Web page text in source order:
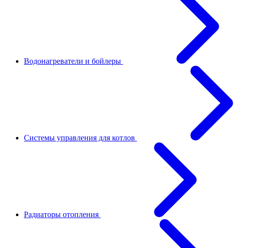
Водонагреватели и бойлеры
Системы управления для котлов
Радиаторы отопления